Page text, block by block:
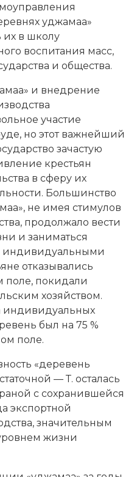
уджамаа»
в школу
воспитания масс,
и общества.
и внедрение
участие
но этот важнейший
зачастую
крестьян
в сферу их
Большинство
не имея стимулов
продолжало вести
и заниматься
индивидуальными
отказывались
поле, покидали
хозяйством.
индивидуальных
был на 75 %
поле.
«деревень
— Т. осталась
с сохранившейся
экспортной
значительным
жизни